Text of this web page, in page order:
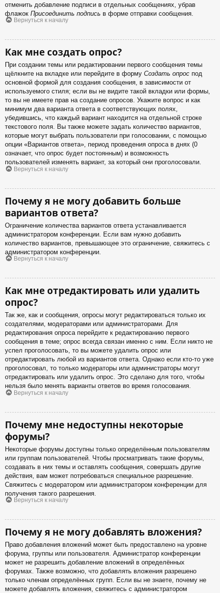
отменить добавление подписи в отдельных сообщениях, убрав
флажок Присоединить подпись в форме отправки сообщения.
Вернуться к началу
Как мне создать опрос?
При создании темы или редактировании первого сообщения темы
щёлкните на вкладке или перейдите в форму Создать опрос под
основной формой для создания сообщения, в зависимости от
используемого стиля; если вы не видите такой вкладки или формы,
то вы не имеете прав на создание опросов. Укажите вопрос и как
минимум два варианта ответа в соответствующих полях,
убедившись, что каждый вариант находится на отдельной строке
текстового поля. Вы также можете задать количество вариантов,
которые могут выбрать пользователи при голосовании, с помощью
опции «Вариантов ответа», период проведения опроса в днях (0
означает, что опрос будет постоянным) и возможность
пользователей изменять вариант, за который они проголосовали.
Вернуться к началу
Почему я не могу добавить больше
вариантов ответа?
Ограничение количества вариантов ответа устанавливается
администратором конференции. Если вам нужно добавить
количество вариантов, превышающее это ограничение, свяжитесь с
администратором конференции.
Вернуться к началу
Как мне отредактировать или удалить
опрос?
Так же, как и сообщения, опросы могут редактироваться только их
создателями, модераторами или администраторами. Для
редактирования опроса перейдите к редактированию первого
сообщения в теме; опрос всегда связан именно с ним. Если никто не
успел проголосовать, то вы можете удалить опрос или
отредактировать любой из вариантов ответа. Однако если кто-то уже
проголосовал, то только модераторы или администраторы могут
отредактировать или удалить опрос. Это сделано для того, чтобы
нельзя было менять варианты ответов во время голосования.
Вернуться к началу
Почему мне недоступны некоторые
форумы?
Некоторые форумы доступны только определённым пользователям
или группам пользователей. Чтобы просматривать такие форумы,
создавать в них темы и оставлять сообщения, совершать другие
действия, вам может потребоваться специальное разрешение.
Свяжитесь с модератором или администратором конференции для
получения такого разрешения.
Вернуться к началу
Почему я не могу добавлять вложения?
Право добавления вложений может быть предоставлено на уровне
форума, группы или пользователя. Администратор конференции
может не разрешить добавление вложений в определённых
форумах. Также возможно, что добавлять вложения разрешено
только членам определённых групп. Если вы не знаете, почему не
можете добавлять вложения, свяжитесь с администратором